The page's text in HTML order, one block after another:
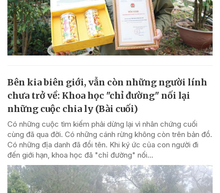
Bên kia biên giới, vẫn còn những người lính
chưa trở về: Khoa học "chỉ đường" nối lại
những cuộc chia ly (Bài cuối)
Có những cuộc tìm kiếm phải dừng lại vì nhân chứng cuối
cùng đã qua đời. Có những cánh rừng không còn trên bản đồ.
Có những địa danh đã đổi tên. Khi ký ức của con người đi
đến giới hạn, khoa học đã "chỉ đường" nối...